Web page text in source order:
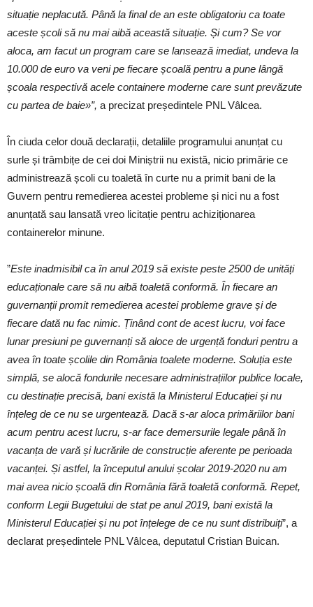
situație neplacută. Până la final de an este obligatoriu ca toate
aceste școli să nu mai aibă această situație. Și cum? Se vor
aloca, am facut un program care se lansează imediat, undeva la
10.000 de euro va veni pe fiecare școală pentru a pune lângă
școala respectivă acele containere moderne care sunt prevăzute
cu partea de baie»”, a precizat președintele PNL Vâlcea.
În ciuda celor două declarații, detaliile programului anunțat cu
surle și trâmbițe de cei doi Miniștrii nu există, nicio primărie ce
administrează școli cu toaletă în curte nu a primit bani de la
Guvern pentru remedierea acestei probleme și nici nu a fost
anunțată sau lansată vreo licitație pentru achiziționarea
containerelor minune.
”Este inadmisibil ca în anul 2019 să existe peste 2500 de unități
educaționale care să nu aibă toaletă conformă. În fiecare an
guvernanții promit remedierea acestei probleme grave și de
fiecare dată nu fac nimic. Ținând cont de acest lucru, voi face
lunar presiuni pe guvernanți să aloce de urgență fonduri pentru a
avea în toate școlile din România toalete moderne. Soluția este
simplă, se alocă fondurile necesare administrațiilor publice locale,
cu destinație precisă, bani există la Ministerul Educației și nu
înțeleg de ce nu se urgentează. Dacă s-ar aloca primăriilor bani
acum pentru acest lucru, s-ar face demersurile legale până în
vacanța de vară și lucrările de construcție aferente pe perioada
vacanței. Și astfel, la începutul anului școlar 2019-2020 nu am
mai avea nicio școală din România fără toaletă conformă. Repet,
conform Legii Bugetului de stat pe anul 2019, bani există la
Ministerul Educației și nu pot înțelege de ce nu sunt distribuiți”, a
declarat președintele PNL Vâlcea, deputatul Cristian Buican.